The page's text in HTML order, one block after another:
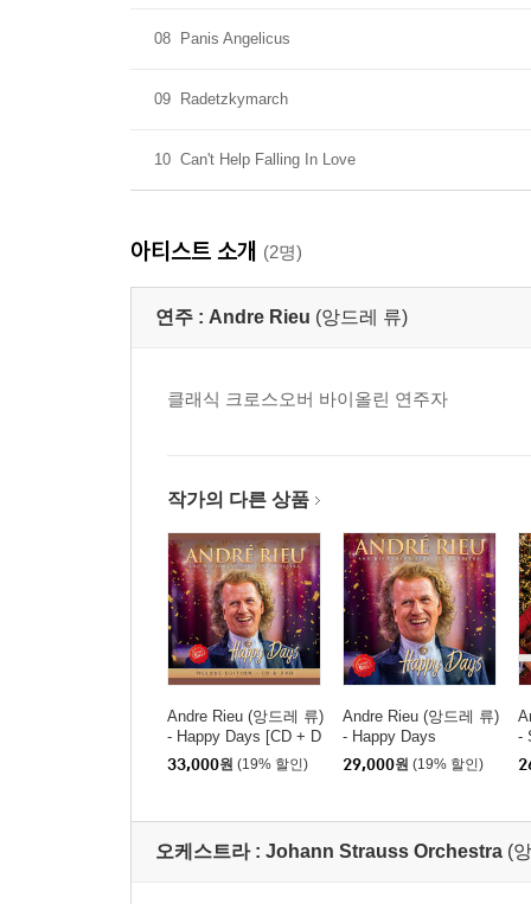
08 Panis Angelicus
09 Radetzkymarch
10 Can't Help Falling In Love
아티스트 소개 (2명)
연주 : Andre Rieu (앙드레 류)
클래식 크로스오버 바이올린 연주자
작가의 다른 상품
Andre Rieu (앙드레 류)
- Happy Days [CD + D
VD]
33,000원 (19% 할인)
Andre Rieu (앙드레 류)
- Happy Days
29,000원 (19% 할인)
-
오케스트라 : Johann Strauss Orchestra (